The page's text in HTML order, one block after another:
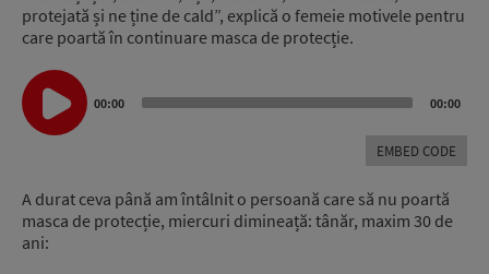
protejată și ne ține de cald”, explică o femeie motivele pentru
care poartă în continuare masca de protecție.
Audio
Player
00:00 00:00
EMBED CODE
A durat ceva până am întâlnit o persoană care să nu poartă
masca de protecție, miercuri dimineață: tânăr, maxim 30 de
ani: